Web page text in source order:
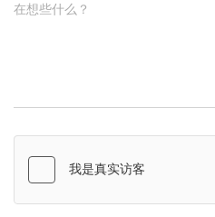
在想些什么？